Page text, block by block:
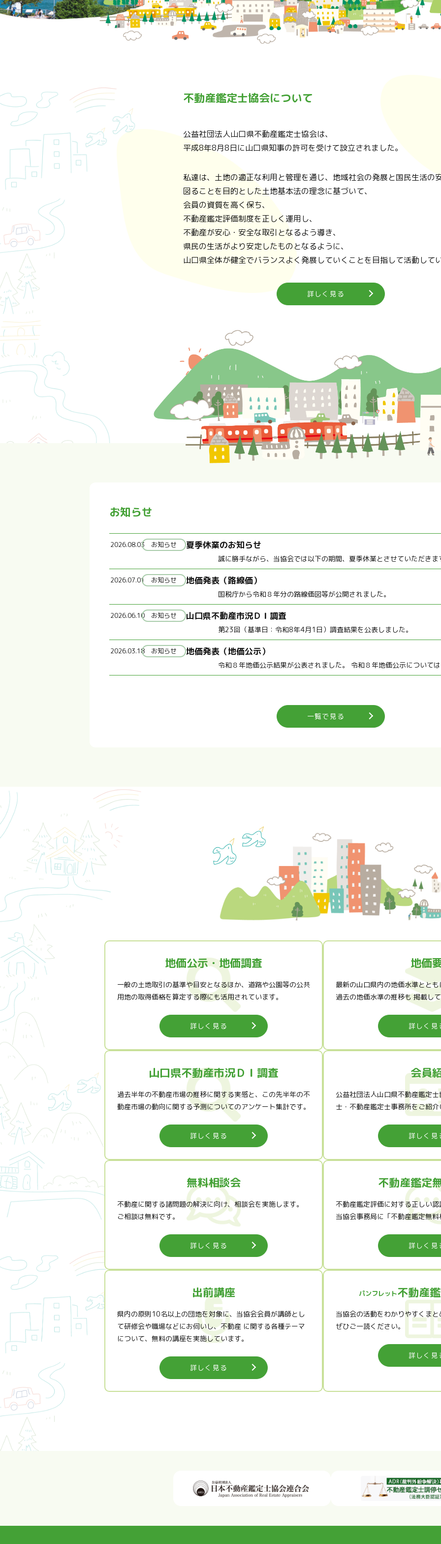
不動産鑑定士協会について
公益社団法人山口県不動産鑑定士協会は、
平成8年8月8日に山口県知事の許可を受けて設立されました。
私達は、土地の適正な利用と管理を通じ、地域社会の発展と国民生活の
図ることを目的とした土地基本法の理念に基づいて、
会員の資質を高く保ち、
不動産鑑定評価制度を正しく運用し、
不動産が安心・安全な取引となるよう導き、
県民の生活がより安定したものとなるように、
山口県全体が健全でバランスよく発展していくことを目指して活動して
詳しく見る
お知らせ
2026.08.03 お知らせ 夏季休業のお知らせ
誠に勝手ながら、当協会では以下の期間、夏季休業とさせていただき
2026.07.01 お知らせ 地価発表（路線価）
国税庁から令和８年分の路線価図等が公開されました。
2026.06.10 お知らせ 山口県不動産市況ＤＩ調査
第23回（基準日：令和8年4月1日）調査結果を公表しました。
2026.03.18 お知らせ 地価発表（地価公示）
令和８年地価公示結果が公表されました。 令和８年地価公示につい
一覧で見る
地価公示・地価調査
一般の土地取引の基準や目安となるほか、道路や公園等の公共
用地の取得価格を算定する際にも活用されています。
詳しく見る
地価
最新の山口県内の地価水準ととも
過去の地価水準の推移も 掲載し
詳しく見
山口県不動産市況ＤＩ調査
過去半年の不動産市場の推移に関する実感と、この先半年の不
動産市場の動向に関する予測についてのアンケート集計です。
詳しく見る
会員
公益社団法人山口県不動産鑑定
士・不動産鑑定士事務所をご紹
詳しく見
無料相談会
不動産に関する諸問題の解決に向け、相談会を実施します。
ご相談は無料です。
詳しく見る
不動産鑑定
不動産鑑定評価に対する正しい
当協会事務局に「不動産鑑定無
詳しく見
出前講座
県内の原則10名以上の団地を対象に、当協会会員が講師とし
て研修会や職場などにお伺いし、不動産 に関する各種テーマ
について、無料の講座を実施しています。
詳しく見る
パンフレット不動産
当協会の活動をわかりやすくま
ぜひご一読ください。
詳しく見